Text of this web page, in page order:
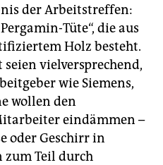
der Arbeitstreffen:
Tüte“, die aus
Holz besteht.
vielversprechend,
wie Siemens,
wollen den
eindämmen –
oder Geschirr in
zum Teil durch